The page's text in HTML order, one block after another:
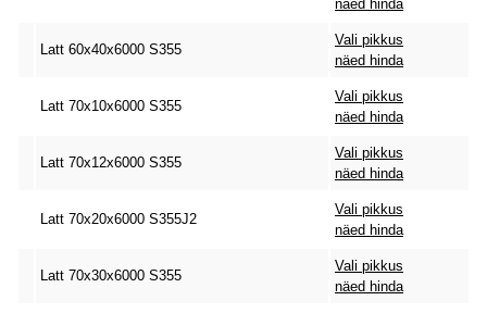
näed hinda
Latt 60x40x6000 S355
Vali pikkus
näed hinda
Latt 70x10x6000 S355
Vali pikkus
näed hinda
Latt 70x12x6000 S355
Vali pikkus
näed hinda
Latt 70x20x6000 S355J2
Vali pikkus
näed hinda
Latt 70x30x6000 S355
Vali pikkus
näed hinda